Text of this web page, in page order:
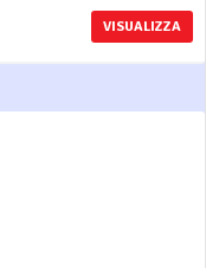
VISUALIZZA